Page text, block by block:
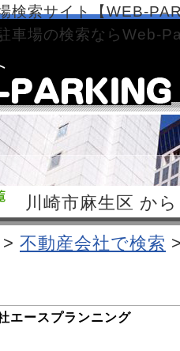
検索サイト【WEB-
車場の検索ならWeb-
川崎市麻生区 か
> 不動産会社で検索
エースプランニング